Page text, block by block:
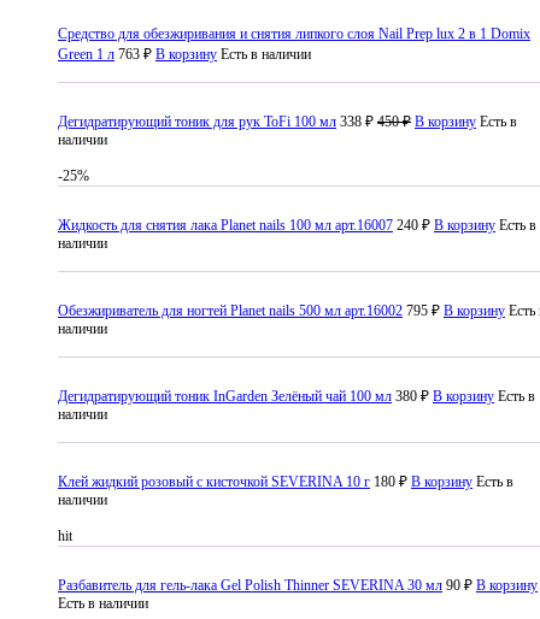
Средство для обезжиривания и снятия липкого слоя Nail Prep lux 2 в 1 Domix
Green 1 л 763 ₽ В корзину Есть в наличии
Дегидратирующий тоник для рук ToFi 100 мл 338 ₽ 450 ₽ В корзину Есть в
наличии
-25%
Жидкость для снятия лака Planet nails 100 мл арт.16007 240 ₽ В корзину Есть в
наличии
Обезжириватель для ногтей Planet nails 500 мл арт.16002 795 ₽ В корзину Есть
наличии
Дегидратирующий тоник InGarden Зелёный чай 100 мл 380 ₽ В корзину Есть в
наличии
Клей жидкий розовый с кисточкой SEVERINA 10 г 180 ₽ В корзину Есть в
наличии
hit
Разбавитель для гель-лака Gel Polish Thinner SEVERINA 30 мл 90 ₽ В корзину
Есть в наличии